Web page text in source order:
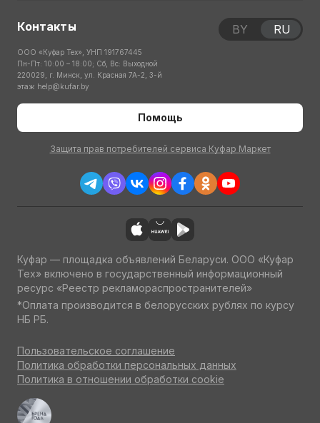
Контакты
ООО «Куфар Тех», УНП 191767445
Пн-Пт: 10:00 – 18:00; Сб, Вс: Выходной
220029, г. Минск, ул. Красная 7А-2, 3-й
этаж help@kufar.by
Помощь
Защита прав потребителей сервиса Куфар Маркет
BY RU
Куфар — площадка объявлений Беларуси. ООО «Куфар
Тех» включено в государственный информационный
ресурс «Реестр рекламораспространителей»
*Оплата производится в белорусских рублях по курсу
НБ РБ.
Пользовательское соглашение
Политика обработки персональных данных
Политика в отношении обработки cookie